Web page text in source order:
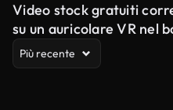
Video stock gratuiti
su un auricolare VR nel
Più recente